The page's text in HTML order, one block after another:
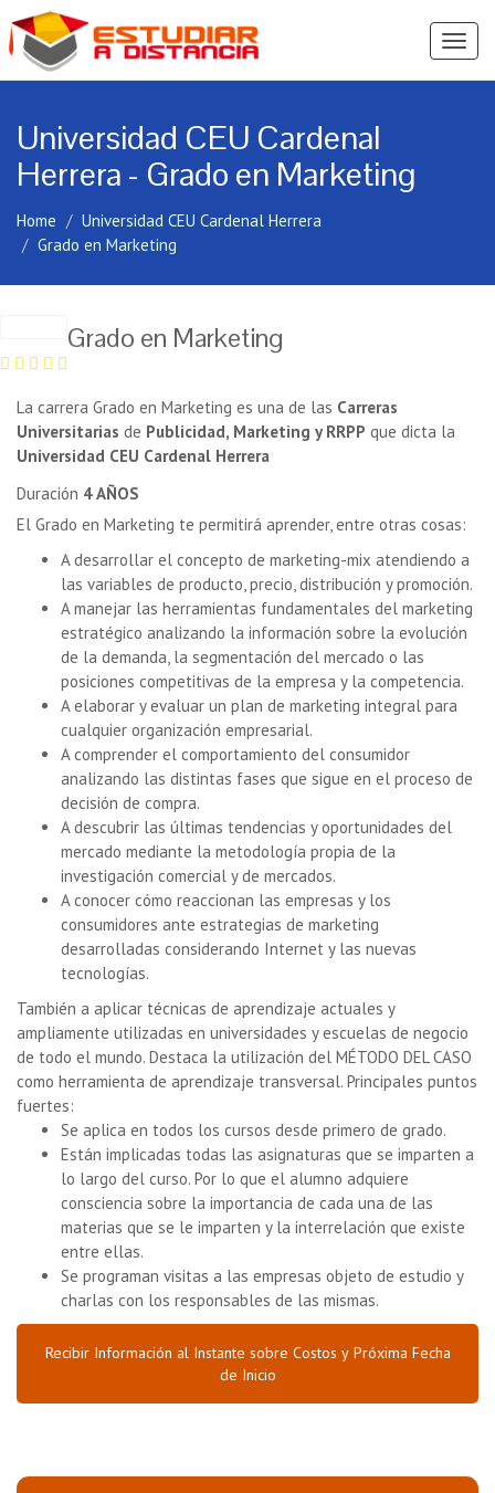
Ver
Universidad CEU Cardenal
Herrera - Grado en Marketing
Home
Universidad CEU Cardenal Herrera
Grado en Marketing
Grado en Marketing
La carrera Grado en Marketing es una de las Carreras
Universitarias de Publicidad, Marketing y RRPP que dicta la
Universidad CEU Cardenal Herrera
Duración 4 AÑOS
El Grado en Marketing te permitirá aprender, entre otras cosas:
A desarrollar el concepto de marketing-mix atendiendo a
las variables de producto, precio, distribución y promoción.
A manejar las herramientas fundamentales del marketing
estratégico analizando la información sobre la evolución
de la demanda, la segmentación del mercado o las
posiciones competitivas de la empresa y la competencia.
A elaborar y evaluar un plan de marketing integral para
cualquier organización empresarial.
A comprender el comportamiento del consumidor
analizando las distintas fases que sigue en el proceso de
decisión de compra.
A descubrir las últimas tendencias y oportunidades del
mercado mediante la metodología propia de la
investigación comercial y de mercados.
A conocer cómo reaccionan las empresas y los
consumidores ante estrategias de marketing
desarrolladas considerando Internet y las nuevas
tecnologías.
También a aplicar técnicas de aprendizaje actuales y
ampliamente utilizadas en universidades y escuelas de negocio
de todo el mundo. Destaca la utilización del MÉTODO DEL CASO
como herramienta de aprendizaje transversal. Principales puntos
fuertes:
Se aplica en todos los cursos desde primero de grado.
Están implicadas todas las asignaturas que se imparten a
lo largo del curso. Por lo que el alumno adquiere
consciencia sobre la importancia de cada una de las
materias que se le imparten y la interrelación que existe
entre ellas.
Se programan visitas a las empresas objeto de estudio y
charlas con los responsables de las mismas.
Recibir Información al Instante sobre Costos y Próxima Fecha
de Inicio